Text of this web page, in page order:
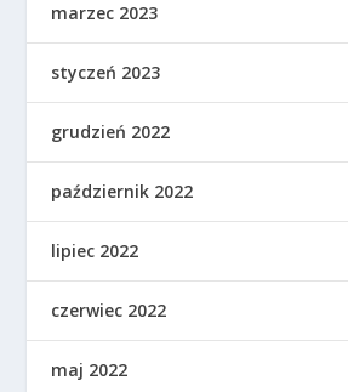
marzec 2023
styczeń 2023
grudzień 2022
październik 2022
lipiec 2022
czerwiec 2022
maj 2022